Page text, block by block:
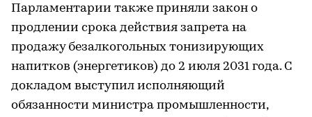
Парламентарии также приняли закон о
продлении срока действия запрета на
продажу безалкогольных тонизирующих
напитков (энергетиков) до 2 июля 2031 года. С
докладом выступил исполняющий
обязанности министра промышленности,